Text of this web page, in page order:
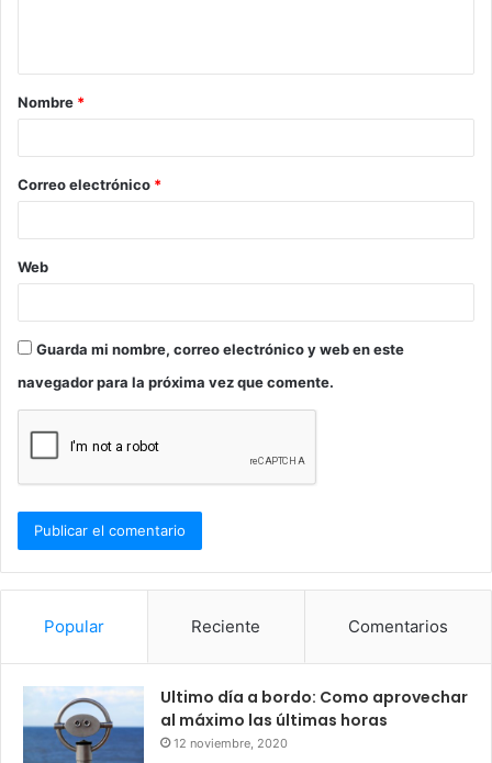
a
r
*
Nombre *
Correo electrónico *
Web
Guarda mi nombre, correo electrónico y web en este
navegador para la próxima vez que comente.
Popular Reciente Comentarios
Ultimo día a bordo: Como aprovechar
al máximo las últimas horas
12 noviembre, 2020